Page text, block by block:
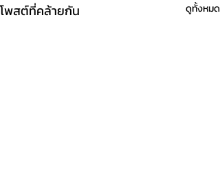
โพสต์ที่คล้ายกัน ดูทั้งหมด